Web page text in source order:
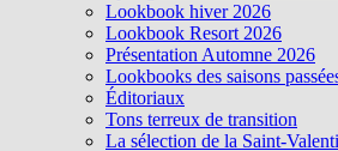
Lookbook hiver 2026
Lookbook Resort 2026
Présentation Automne 2026
Lookbooks des saisons
Éditoriaux
Tons terreux de transition
La sélection de la Saint-